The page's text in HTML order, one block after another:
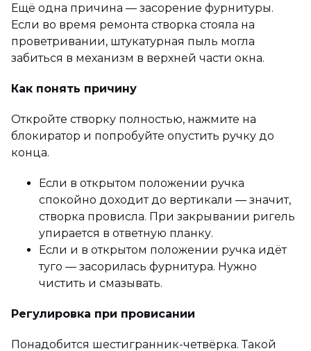
Ещё одна причина — засорение фурнитуры.
Если во время ремонта створка стояла на
проветривании, штукатурная пыль могла
забиться в механизм в верхней части окна.
Как понять причину
Откройте створку полностью, нажмите на
блокиратор и попробуйте опустить ручку до
конца.
Если в открытом положении ручка
спокойно доходит до вертикали — значит,
створка провисла. При закрывании ригель
упирается в ответную планку.
Если и в открытом положении ручка идёт
туго — засорилась фурнитура. Нужно
чистить и смазывать.
Регулировка при провисании
Понадобится шестигранник-четвёрка. Такой